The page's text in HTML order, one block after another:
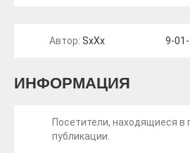
Автор: SxXx 9-
ИНФОРМАЦИЯ
Посетители, находящиеся в
публикации.